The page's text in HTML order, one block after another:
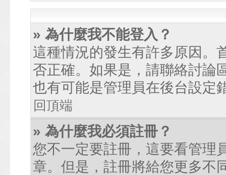
» 為什麼我不能登入？
這種情況的發生有許多原因。
否正確。如果是，請聯絡討論
也有可能是管理員在後台設定
回頂端
» 為什麼我必須註冊？
您不一定要註冊，這要看管理
章。但是，註冊將給您更多不